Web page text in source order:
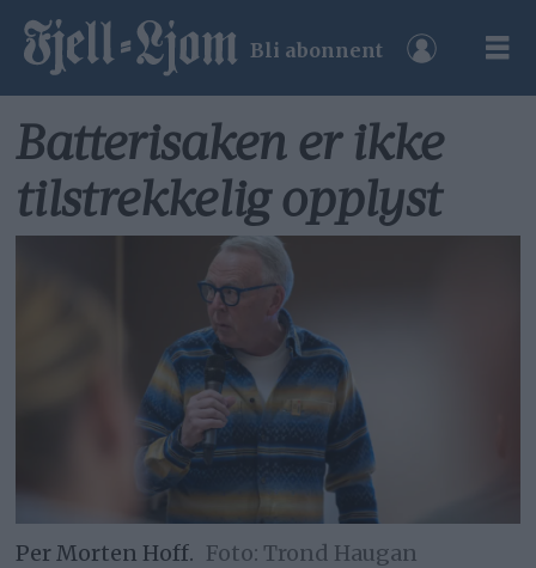
Bli abonnent
Batterisaken er ikke
tilstrekkelig opplyst
Per Morten Hoff. Trond Haugan